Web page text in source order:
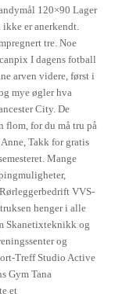
120×90 Lager
ikke er anerkendt.
tre. Noe
I dagens fotball
arven videre, først i
mye øgler hva
City. De
flom, for du må tru på
Takk for gratis
Mange
VVS-
henger i alle
Skanetixteknikk og
og
Treff Studio Active
Gym Tana
et